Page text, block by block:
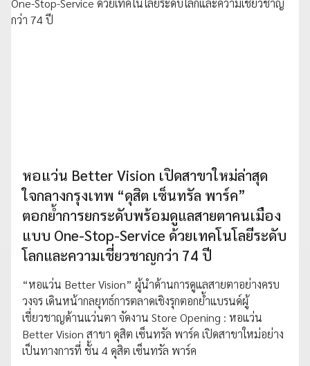
หอแว่น Better Vision เปิดสาขาใหม่ล่าสุด
ใจกลางกรุงเทพ “ดุสิต เซ็นทรัล พาร์ค”
ตอกย้ำการยกระดับพร้อมดูแลสายตาคนเมือง
แบบ One-Stop-Service ด้วยเทคโนโลยีระดับ
โลกและความเชี่ยวชาญกว่า 74 ปี
“หอแว่น Better Vision” ผู้นำด้านการดูแลสายตาอย่างครบ
วงจร เดินหน้ากลยุทธ์การตลาดเชิงรุกตอกย้ำแบรนด์ผู้
เชี่ยวชาญด้านแว่นตา จัดงาน Store Opening : หอแว่น
Better Vision สาขา ดุสิต เซ็นทรัล พาร์ค เปิดสาขาใหม่อย่าง
เป็นทางการที่ ชั้น 4 ดุสิต เซ็นทรัล พาร์ค